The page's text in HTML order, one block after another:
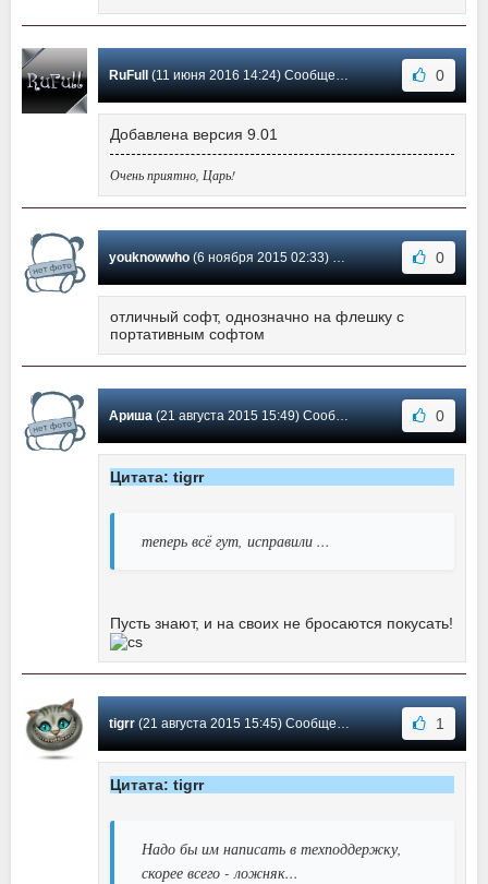
RuFull(11 июня 2016 14:24) Сообщение #35 0
Добавлена версия 9.01
Очень приятно, Царь!
youknowwho(6 ноября 2015 02:33) Сообщение #34 0
отличный софт, однозначно на флешку с
портативным софтом
Ариша(21 августа 2015 15:49) Сообщение #33 0
Цитата: tigrr
теперь всё гут, исправили ...
Пусть знают, и на своих не бросаются покусать!
tigrr(21 августа 2015 15:45) Сообщение #32 1
Цитата: tigrr
Надо бы им написать в техподдержку,
скорее всего - ложняк...